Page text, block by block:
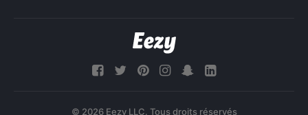
© 2026 Eezy LLC. Tous droits réservés